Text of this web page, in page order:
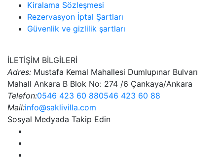
Kiralama Sözleşmesi
Rezervasyon İptal Şartları
Güvenlik ve gizlilik şartları
İLETİŞİM BİLGİLERİ
Adres: Mustafa Kemal Mahallesi Dumlupınar Bulvarı
Mahall Ankara B Blok No: 274 /6 Çankaya/Ankara
Telefon:0546 423 60 880546 423 60 88
Mail:info@saklivilla.com
Sosyal Medyada Takip Edin